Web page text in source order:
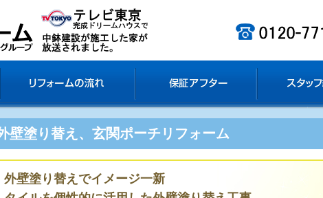
リフォームの流れ 保証アフター スタッ
壁塗り替え、玄関ポーチリフォーム
外壁塗り替えでイメージ一新